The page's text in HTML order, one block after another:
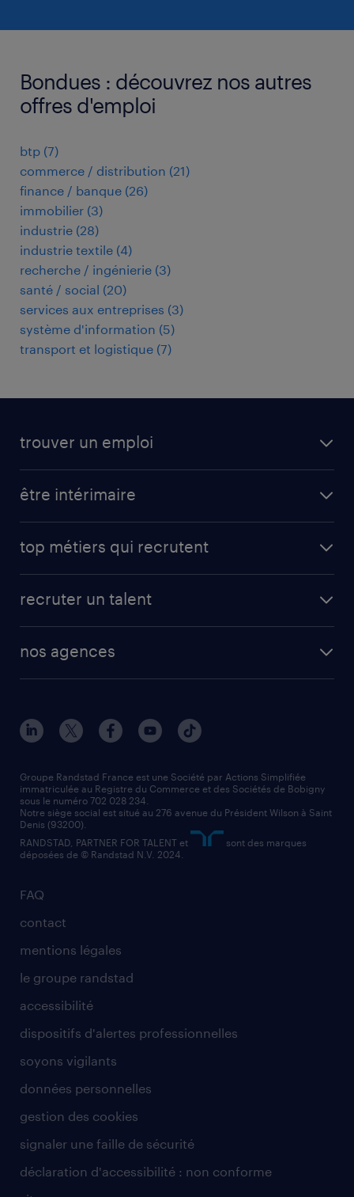
Bondues : découvrez nos autres
offres d'emploi
btp (7)
commerce / distribution (21)
finance / banque (26)
immobilier (3)
industrie (28)
industrie textile (4)
recherche / ingénierie (3)
santé / social (20)
services aux entreprises (3)
système d'information (5)
transport et logistique (7)
trouver un emploi
créer un compte candidat
être intérimaire
app talent / portail web
top métiers qui recrutent
manutentionnaire
assistant administratif
comptable
recruter un talent
solutions opérationnelles
contact entreprise
faq intérim / recrutement
nos agences
nos agences par ville
nos agences par région
nos cabinets de recrutement
FAQ
contact
mentions légales
le groupe randstad
accessibilité
dispositifs d'alertes professionnelles
soyons vigilants
données personnelles
gestion des cookies
signaler une faille de sécurité
déclaration d'accessibilité : non conforme
Groupe Randstad France est une Société par Actions Simplifiée
immatriculée au Registre du Commerce et des Sociétés de Bobigny
sous le numéro 702 028 234.
Notre siège social est situé au 276 avenue du Président Wilson à Saint
Denis (93200).
RANDSTAD, PARTNER FOR TALENT et
sont des marques
déposées de © Randstad N.V. 2024.